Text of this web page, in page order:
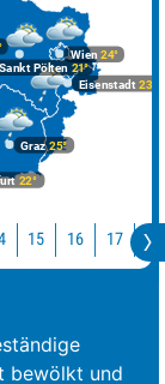
Graz25°
22°
Wien 24°
Eisenstadt 23°
Sankt Pölten 21°
15 16 17 18
bewölkt und